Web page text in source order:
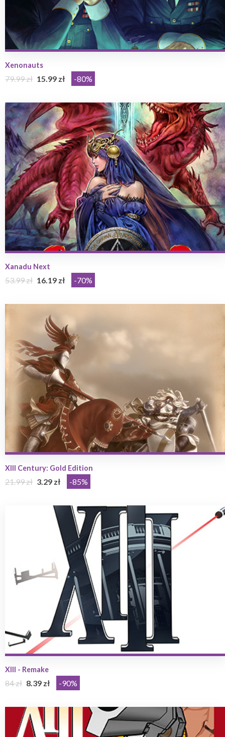
Xenonauts
79.99 zł 15.99 zł -80%
Xanadu Next
53.99 zł 16.19 zł -70%
XIII Century: Gold Edition
21.99 zł 3.29 zł -85%
XIII - Remake
84 zł 8.39 zł -90%